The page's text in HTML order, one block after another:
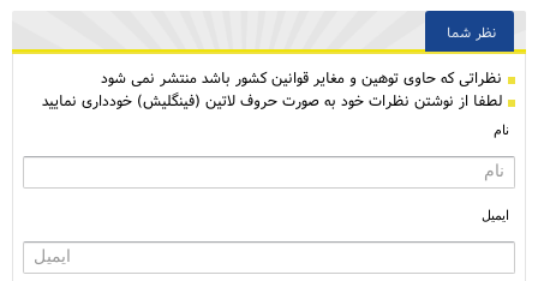
نظر شما
نظراتی كه حاوی توهین و مغایر قوانین کشور باشد منتشر نمی شود
لطفا از نوشتن نظرات خود به صورت حروف لاتین (فینگلیش) خودداری نمایید
نام
ایمیل